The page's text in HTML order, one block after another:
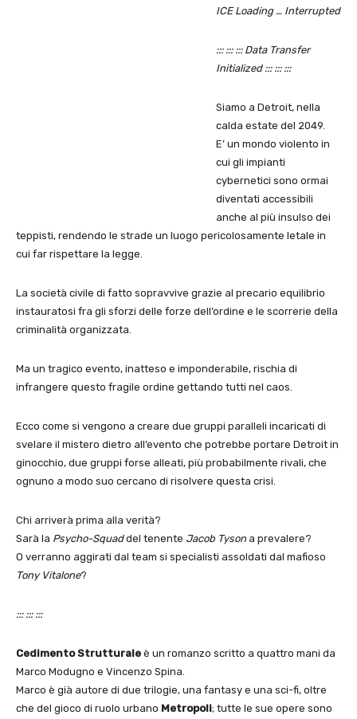
ICE Loading … Interrupted
::: ::: ::: Data Transfer
Initialized ::: ::: :::
Siamo a Detroit, nella
calda estate del 2049.
E’ un mondo violento in
cui gli impianti
cybernetici sono ormai
diventati accessibili
anche al più insulso dei
teppisti, rendendo le strade un luogo pericolosamente letale in
cui far rispettare la legge.
La società civile di fatto sopravvive grazie al precario equilibrio
instauratosi fra gli sforzi delle forze dell’ordine e le scorrerie della
criminalità organizzata.
Ma un tragico evento, inatteso e imponderabile, rischia di
infrangere questo fragile ordine gettando tutti nel caos.
Ecco come si vengono a creare due gruppi paralleli incaricati di
svelare il mistero dietro all’evento che potrebbe portare Detroit in
ginocchio, due gruppi forse alleati, più probabilmente rivali, che
ognuno a modo suo cercano di risolvere questa crisi.
Chi arriverà prima alla verità?
Sarà la Psycho-Squaddel tenente Jacob Tyson a prevalere?
O verranno aggirati dal team si specialisti assoldati dal mafioso
Tony Vitalone?
::: ::: :::
Cedimento Strutturale è un romanzo scritto a quattro mani da
Marco Modugno e Vincenzo Spina.
Marco è già autore di due trilogie, una fantasy e una sci-fi, oltre
che del gioco di ruolo urbano Metropoli; tutte le sue opere sono